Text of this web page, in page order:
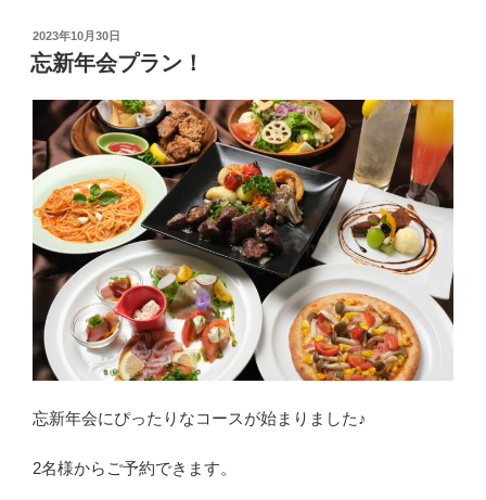
投
稿
日:
2023年10月30日
忘新年会プラン！
忘新年会にぴったりなコースが始まりました♪
2名様からご予約できます。